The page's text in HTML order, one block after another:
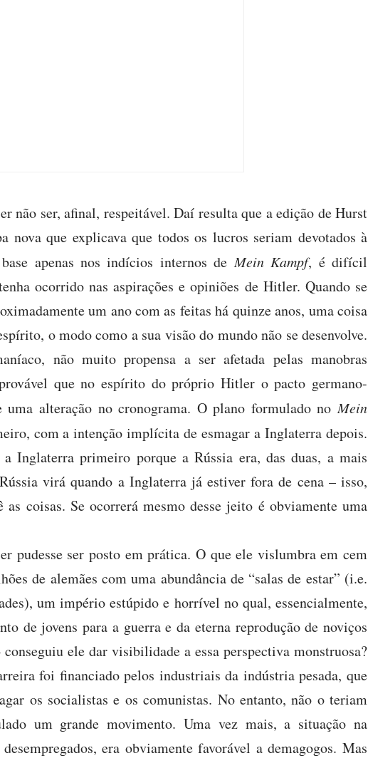
não ser, afinal, respeitável. Daí resulta que a edição de Hurst
nova que explicava que todos os lucros seriam devotados à
apenas nos indícios internos deMein Kampf, é difícil
ocorrido nas aspirações e opiniões de Hitler. Quando se
um ano com as feitas há quinze anos, uma coisa
o modo como a sua visão do mundo não se desenvolve.
não muito propensa a ser afetada pelas manobras
que no espírito do próprio Hitler o pacto germano-
uma alteração no cronograma. O plano formulado noMein
com a intenção implícita de esmagar a Inglaterra depois.
Inglaterra primeiro porque a Rússia era, das duas, a mais
virá quando a Inglaterra já estiver fora de cena – isso,
coisas. Se ocorrerá mesmo desse jeito é obviamente uma
pudesse ser posto em prática. O que ele vislumbra em cem
de alemães com uma abundância de “salas de estar” (i.e.
um império estúpido e horrível no qual, essencialmente,
de jovens para a guerra e da eterna reprodução de noviços
ele dar visibilidade a essa perspectiva monstruosa?
foi financiado pelos industriais da indústria pesada, que
os socialistas e os comunistas. No entanto, não o teriam
um grande movimento. Uma vez mais, a situação na
era obviamente favorável a demagogos. Mas